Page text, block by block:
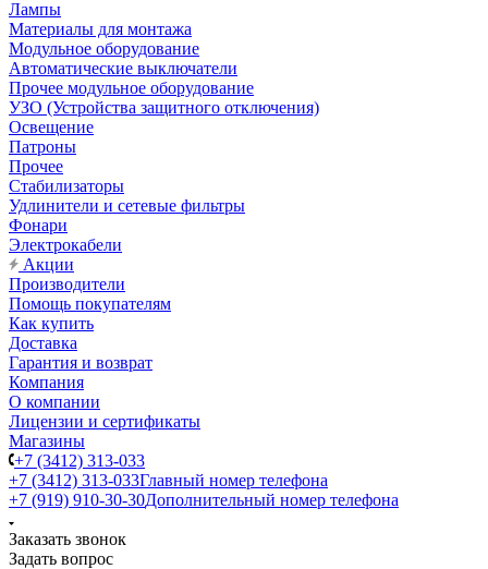
Лампы
Материалы для монтажа
Модульное оборудование
Автоматические выключатели
Прочее модульное оборудование
УЗО (Устройства защитного отключения)
Освещение
Патроны
Прочее
Стабилизаторы
Удлинители и сетевые фильтры
Фонари
Электрокабели
Акции
Производители
Помощь покупателям
Как купить
Доставка
Гарантия и возврат
Компания
О компании
Лицензии и сертификаты
Магазины
+7 (3412) 313-033
+7 (3412) 313-033Главный номер телефона
+7 (919) 910-30-30Дополнительный номер телефона
Заказать звонок
Задать вопрос